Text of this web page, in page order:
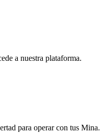
a nuestra plataforma.
para operar con tus Mina.